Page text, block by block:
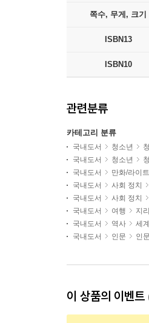
쪽수, 무게, 크기
ISBN13
ISBN10
관련분류
카테고리 분류
국내도서 청소년
국내도서
청소년
국내도서
만화/라이
국내도서
사회 정치
국내도서
사회 정치
국내도서
여행
지
국내도서
역사
세
국내도서
인문 인
이 상품의 이벤트